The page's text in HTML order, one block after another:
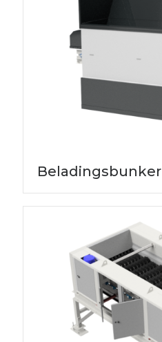
Beladingsbunker